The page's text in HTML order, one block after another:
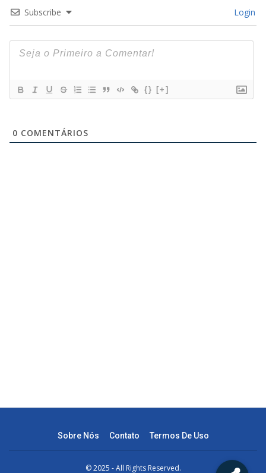
Subscribe Login
{} [+]
0 COMENTÁRIOS
Sobre Nós Contato Termos De Uso
© 2025 - All Rights Reserved.